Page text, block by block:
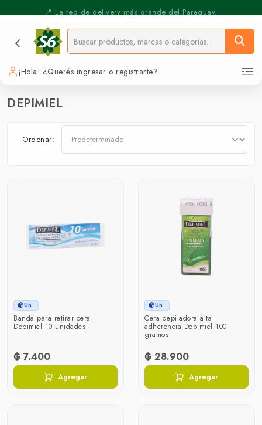
📍 La red de delivery más grande del Paraguay.
⚡️ Pickup Express - Retirás en 30 min.
¡Hola! ¿Querés ingresar o registrarte?
DEPIMIEL
Ordenar:
Un.
Banda para retirar cera
Depimiel 10 unidades
₲ 7.400
Agregar
Un.
Cera depiladora alta
adherencia Depimiel 100
gramos
₲ 28.900
Agregar